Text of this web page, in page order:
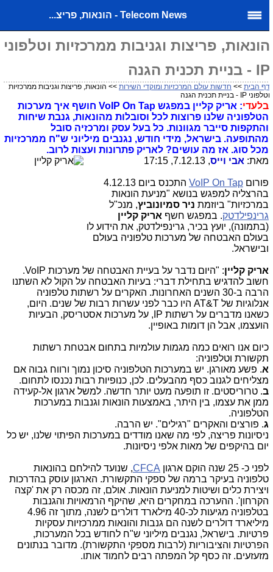
Telecom News - הונאות, פריצ...
הונאות, פריצות וגניבות ממרכזיות וטלפוני
IP - בניית תכנית הגנה
דף הבית>>חדשות עולם המרכזיות ומוקדי השירות>> הונאות, פריצות וגניבות ממרכזיות
וטלפוני IP - בניית תכנית הגנה
בלעדי
: אריק קליין במפגש VoIP On Tap חושף איך מערכות
הטלפוניה שלנו פרוצות לכל וסובלות מהונאות, גנבת שיחות
והתקפות סייבר מגוונות. כל בעל עסק ומרכזיה סובל
מהתופעה. בישראל, מידי חודש, נגנבים מיליוני ש"ח ממרכזיות
מכל סוג. אז מה עושים? לאריק פתרונות ועצות לרוב.
מאת:אבי וייס, 7.12.13, 17:15
פורוםVoIP On Tap
התכנס ביום 4.12.13
בהרצליה למפגש בנושא "מניעת הונאות
במרכזיות" ביוזמתניר סמיונוביץ, מנכ"ל
גרינפילדטק. במפגש חשףאריק קליין
(בתמונה), יועץ בכיר, גרינפילדטק, את הידוע לו
בעולם האבטחה של מערכות טלפוניה בעולם
ובישראל.
אריק קליין
: "היום נדבר על בעיית האבטחה של מערכות VoIP.
חשוב להדגיש בתחילת דברי: בעיות האבטחה על הקול לא השתנו
הרבה ב-30 השנים האחרונות. האקרים על רשתות טלפוניה
אנלוגיות של AT&T היו כבר לפני עשרות רבות של שנים. היום,
כשאנו מדברים על רשתות IP, על מערכות אסטריסק, הבעיות
הועצמו, אבל הן דומות באופיין.
כיום אנו רואים כמה מגמות עולמיות בתחום אבטחת רשתות
תקשורת וטלפוניה:
א. פשע מאורגן. יש במערכות הטלפוניה סיכון נמוך ורווח גבוה אם
מצליחים לגנוב כסף מהבעלים. לכן, כנופיות רבות נכנסו לתחום.
ב. טרוריסטים. זו תופעה מעט יותר חדשה. למשל ארגון אל-קעידה
ממן את עצמו, בין היתר, באמצעות הונאות וגנבות במערכות
הטלפוניה.
ג. פורצים והאקרים "רגילים". יש הרבה.
ניסיונות פריצה, לפי מה שאנו מודדים במערכות הפיתוי שלנו, יש כל
יום בהיקפים של מאות אלפי ניסיונות.
לפני כ- 25 שנה הוקם ארגון CFCA, שנועד להילחם בהונאות
טלפוניה בעיקר ברמה של ספקי התקשורת. הארגון עוסק בהדרכות
ויצירת כלים ושיטות למניעת הונאות. אולם, זה מכסה רק את 'קצה
הקרחון'. ההערכה במחקרים היא, שהיקף הרמאויות והגנבות
בטלפוניה מגיעות לכ-40 מילארד דולרים לשנה, מתוך זה 4.96
מיליארד דולרים לשנה הם גנבות והונאות ממרכזיות עסקיות
פרטיות. בישראל, נגנבים מיליוני ש"ח לחודש בכל המערכות,
הפרטיות והציבוריות (לרבות מספקי התקשורת). מדובר בנתונים
מזעזעים. זה כסף קל המפתה רבים לחמוד אותו.